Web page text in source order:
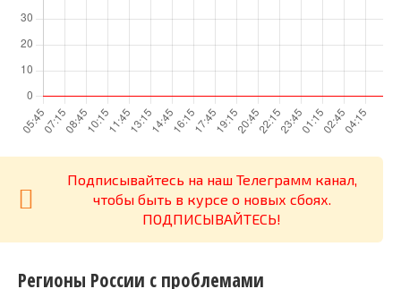
Подписывайтесь на наш Телеграмм канал,
чтобы быть в курсе о новых сбоях.
ПОДПИСЫВАЙТЕСЬ!
Регионы России с проблемами